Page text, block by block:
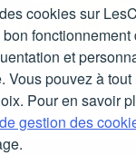
cookies sur
fonctionnement
et
Vous pouvez à tout
Pour en savoir
gestion des
la dernière